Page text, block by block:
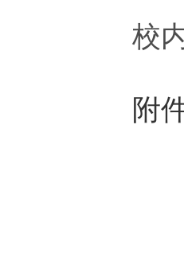
校
附